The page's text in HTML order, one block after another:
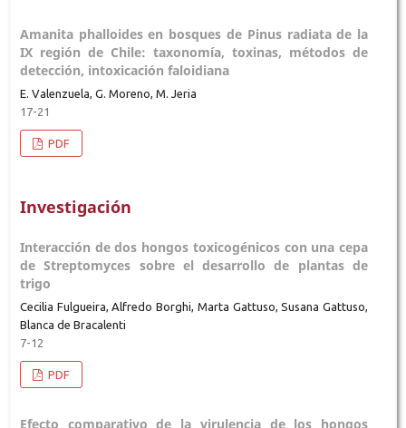
Amanita phalloides en bosques de Pinus radiata de la
IX región de Chile: taxonomía, toxinas, métodos de
detección, intoxicación faloidiana
E. Valenzuela, G. Moreno, M. Jeria
17-21
PDF
Investigación
Interacción de dos hongos toxicogénicos con una cepa
de Streptomyces sobre el desarrollo de plantas de
trigo
Cecilia Fulgueira, Alfredo Borghi, Marta Gattuso, Susana Gattuso,
Blanca de Bracalenti
7-12
PDF
Efecto comparativo de la virulencia de los hongos